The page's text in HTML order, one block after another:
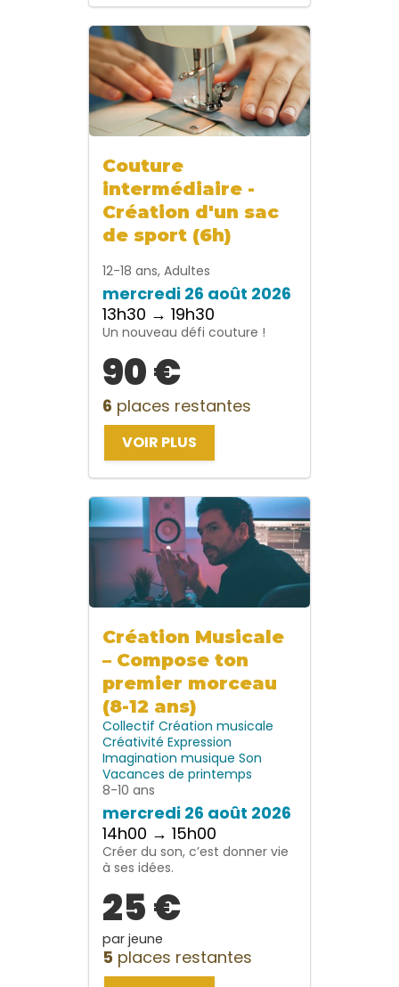
Couture
intermédiaire -
Création d'un sac
de sport (6h)
12-18 ans, Adultes
mercredi 26 août 2026
13h30 → 19h30
Un nouveau défi couture !
90 €
6 places restantes
VOIR PLUS
Création Musicale
– Compose ton
premier morceau
(8-12 ans)
Collectif Création musicale
Créativité Expression
Imagination musique Son
Vacances de printemps
8-10 ans
mercredi 26 août 2026
14h00 → 15h00
Créer du son, c’est donner vie
à ses idées.
25 €
par jeune
5 places restantes